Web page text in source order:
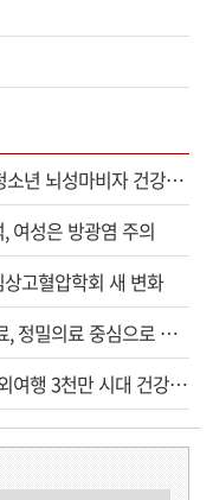
비자 건강보험 확대 적용
여성은 방광염 주의
고혈압학회 새 변화
의료 중심으로 진화
3천만 시대 건강관리법